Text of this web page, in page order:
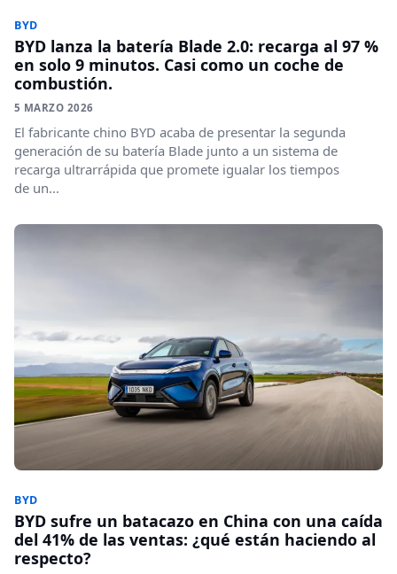
BYD
BYD lanza la batería Blade 2.0: recarga al 97 %
en solo 9 minutos. Casi como un coche de
combustión.
5 MARZO 2026
El fabricante chino BYD acaba de presentar la segunda
generación de su batería Blade junto a un sistema de
recarga ultrarrápida que promete igualar los tiempos
de un...
BYD
BYD sufre un batacazo en China con una caída
del 41% de las ventas: ¿qué están haciendo al
respecto?